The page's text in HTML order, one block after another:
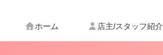
ホーム 店主/スタッフ紹介